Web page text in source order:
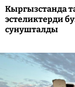
Кыргызстанда
эстеликтерди
сунушталды